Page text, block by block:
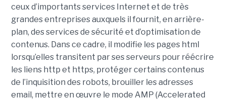
ceux d’importants services Internet et de très
grandes entreprises auxquels il fournit, en arrière-
plan, des services de sécurité et d’optimisation de
contenus. Dans ce cadre, il modifie les pages html
lorsqu’elles transitent par ses serveurs pour réécrire
les liens http et https, protéger certains contenus
de l’inquisition des robots, brouiller les adresses
email, mettre en œuvre le mode AMP (Accelerated